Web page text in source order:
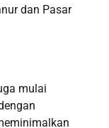
dan Pasar
mulai